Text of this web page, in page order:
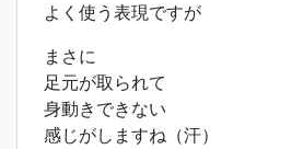
よく使う表現ですが
まさに
足元が取られて
身動きできない
感じがしますね（汗）